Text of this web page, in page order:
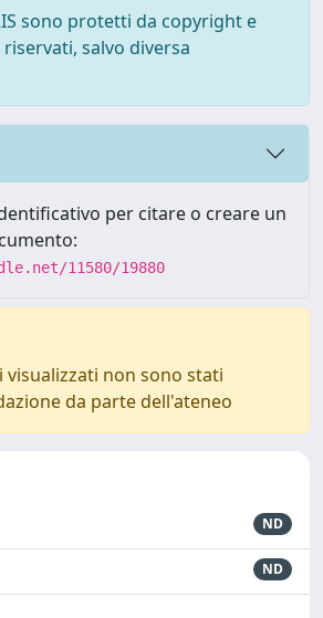
sono protetti da copyright e
salvo diversa
per citare o creare un
11580/19880
visualizzati non sono stati
da parte dell'ateneo
ND
ND